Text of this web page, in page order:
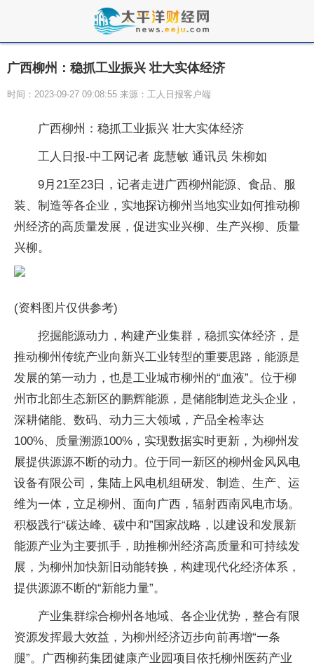
广西柳州：稳抓工业振兴 壮大实体经济
时间：2023-09-27 09:08:55 来源：工人日报客户端
广西柳州：稳抓工业振兴 壮大实体经济
工人日报-中工网记者 庞慧敏 通讯员 朱柳如
9月21至23日，记者走进广西柳州能源、食品、服
装、制造等各企业，实地探访柳州当地实业如何推动柳
州经济的高质量发展，促进实业兴柳、生产兴柳、质量
兴柳。
(资料图片仅供参考)
挖掘能源动力，构建产业集群，稳抓实体经济，是
推动柳州传统产业向新兴工业转型的重要思路，能源是
发展的第一动力，也是工业城市柳州的“血液”。位于柳
州市北部生态新区的鹏辉能源，是储能制造龙头企业，
深耕储能、数码、动力三大领域，产品全检率达
100%、质量溯源100%，实现数据实时更新，为柳州发
展提供源源不断的动力。位于同一新区的柳州金风风电
设备有限公司，集陆上风电机组研发、制造、生产、运
维为一体，立足柳州、面向广西，辐射西南风电市场。
积极践行“碳达峰、碳中和”国家战略，以建设和发展新
能源产业为主要抓手，助推柳州经济高质量和可持续发
展，为柳州加快新旧动能转换，构建现代化经济体系，
提供源源不断的“新能力量”。
产业集群综合柳州各地域、各企业优势，整合有限
资源发挥最大效益，为柳州经济迈步向前再增“一条
腿”。广西柳药集团健康产业园项目依托柳州医药产业